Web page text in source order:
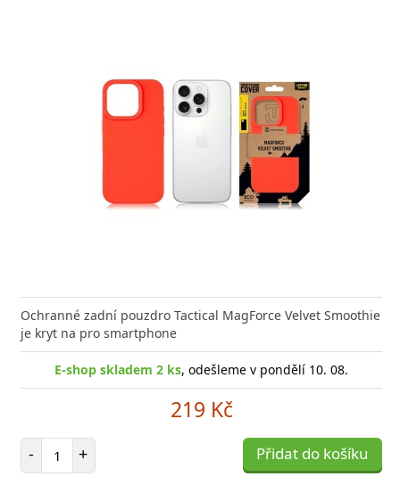
Ochranné zadní pouzdro Tactical MagForce Velvet Smoothie
je kryt na pro smartphone
E-shop skladem 2 ks, odešleme v pondělí 10. 08.
219 Kč
- Počet položek
+ Přidat do košíku